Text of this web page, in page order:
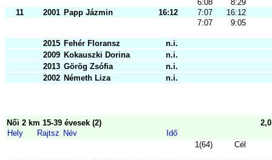
6:08
8:29
11
2001 Papp Jázmin 16:12 7:07
16:12
7:07
9:05
2015 Fehér Floransz
n.i.
2009 Kokauszki Dorina
n.i.
2013 Görög Zsófia
n.i.
2002 Németh Liza n.i.
Női 2 km 15-39 évesek (2)
Hely
Rajtsz Név
Idő
1(64)
Cél